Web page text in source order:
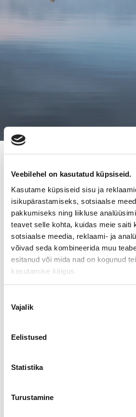
Veebilehel on kasutatud küpsiseid.
Kasutame küpsiseid sisu ja
isikupärastamiseks, sotsiaalse
pakkumiseks ning liikluse
teavet selle kohta, kuidas meie saiti
sotsiaalse meedia, reklaami- ja
võivad seda kombineerida muu
esitanud või mida nad on kogunud
kasutamise käigus.
valik
Vajalik
Eelistused
Statistika
Turustamine
HEIKKILÄ TRANSPORT
LIIKETOIMINNALLE
OMISTAJA
Revonlahdella toimiva Kuljetusliike
ostanut 8.11.2014 toteutetulla
Heikkilä Transport Oy:n
Juha Heikkilä
Kuljetusliike E. Pelkonen Oy
p. 0400 380 620